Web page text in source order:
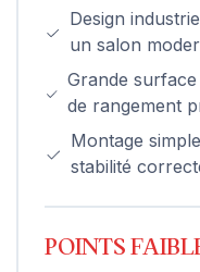
Design
un salon
Grande
de rangement
Montage
stabilité
POINTS